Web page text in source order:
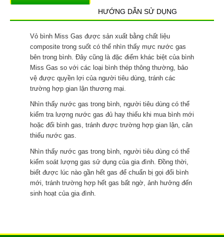
HƯỚNG DẪN SỬ DỤNG
Vỏ bình Miss Gas được sản xuất bằng chất liệu
composite trong suốt có thể nhìn thấy mực nước gas
bên trong bình. Đây cũng là đặc điểm khác biệt của bình
Miss Gas so với các loại bình thép thông thường, bảo
vệ được quyền lợi của người tiêu dùng, tránh các
trường hợp gian lận thương mại.
Nhìn thấy nước gas trong bình, người tiêu dùng có thể
kiểm tra lượng nước gas đủ hay thiếu khi mua bình mới
hoặc đổi bình gas, tránh được trường hợp gian lận, cân
thiếu nước gas.
Nhìn thấy nước gas trong bình, người tiêu dùng có thể
kiểm soát lượng gas sử dụng của gia đình. Đồng thời,
biết được lúc nào gần hết gas để chuẩn bị gọi đổi bình
mới, tránh trường hợp hết gas bất ngờ, ảnh hưởng đến
sinh hoạt của gia đình.